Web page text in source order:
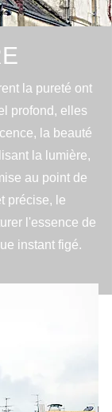
la pureté ont
profond, elles
la beauté
la lumière,
au point de
précise, le
l'essence de
instant figé.